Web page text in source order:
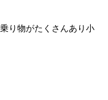
り物がたくさんあり小